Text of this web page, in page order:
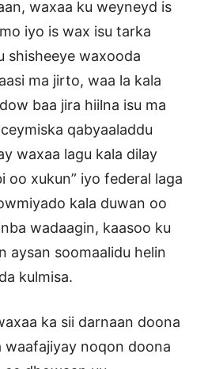
waxaa ku weyneyd is
iyo is wax isu tarka
shisheeye waxooda
ma jirto, waa la kala
baa jira hiilna isu ma
qabyaaladdu
waxaa lagu kala dilay
oo xukun” iyo federal laga
kala duwan oo
wadaagin, kaasoo ku
aysan soomaalidu helin
kulmisa.
ka sii darnaan doona
waafajiyay noqon doona